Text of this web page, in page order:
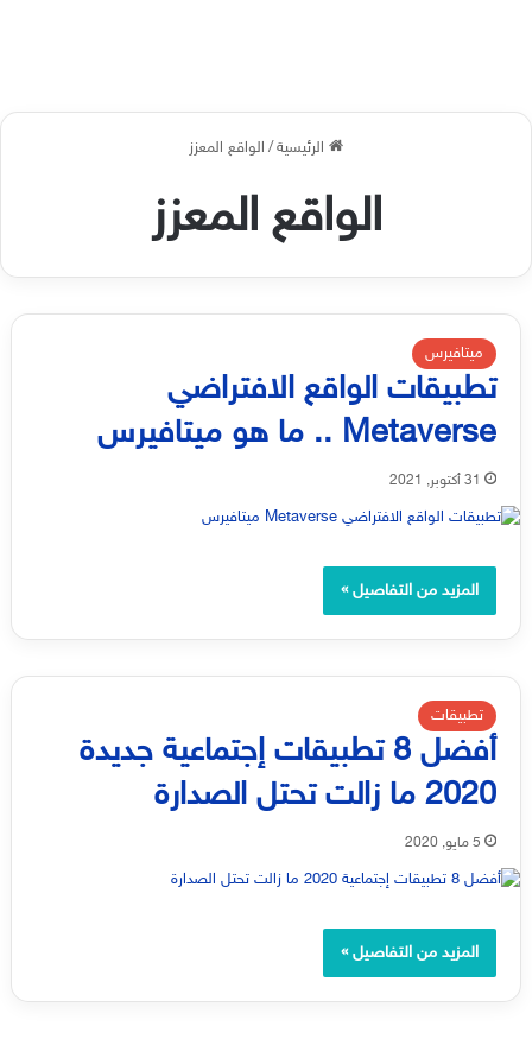
الرئيسية/ الواقع المعزز
الواقع المعزز
ميتافيرس
تطبيقات الواقع الافتراضي
Metaverse .. ما هو ميتافيرس
31 أكتوبر, 2021
المزيد من التفاصيل »
تطبيقات
أفضل 8 تطبيقات إجتماعية جديدة
2020 ما زالت تحتل الصدارة
5 مايو, 2020
المزيد من التفاصيل »